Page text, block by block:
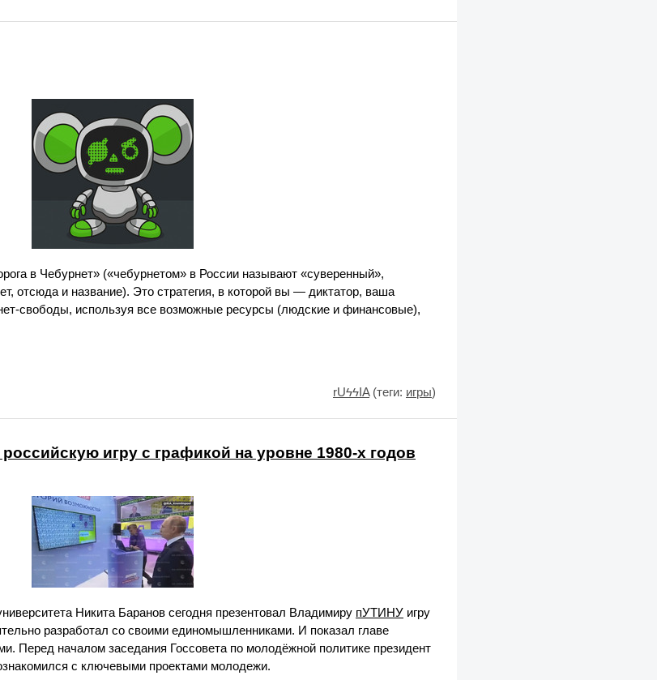
в Чебурнет» («чебурнетом» в России называют «суверенный»,
отсюда и название). Это стратегия, в которой вы — диктатор, ваша
свободы, используя все возможные ресурсы (людские и финансовые),
rUϟϟIA(теги: игры)
игру с графикой на уровне 1980-х годов
Никита Баранов сегодня презентовал Владимиру пУТИНУ игру
разработал со своими единомышленниками. И показал главе
Перед началом заседания Госсовета по молодёжной политике президент
с ключевыми проектами молодежи.